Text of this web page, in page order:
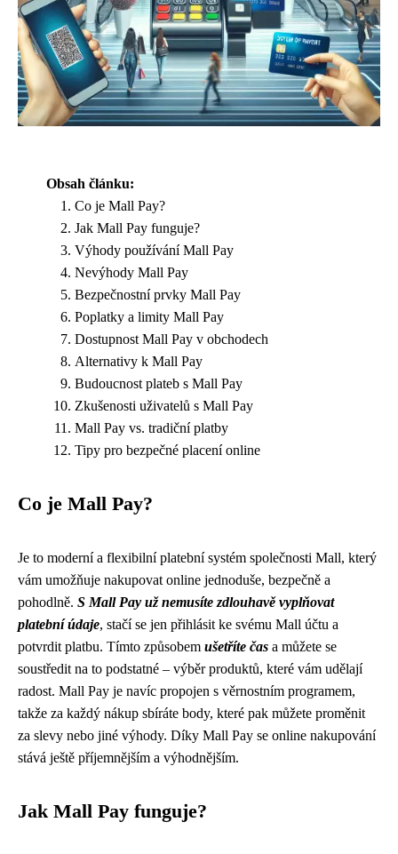
Obsah článku:
Co je Mall Pay?
Jak Mall Pay funguje?
Výhody používání Mall Pay
Nevýhody Mall Pay
Bezpečnostní prvky Mall Pay
Poplatky a limity Mall Pay
Dostupnost Mall Pay v obchodech
Alternativy k Mall Pay
Budoucnost plateb s Mall Pay
Zkušenosti uživatelů s Mall Pay
Mall Pay vs. tradiční platby
Tipy pro bezpečné placení online
Co je Mall Pay?
Je to moderní a flexibilní platební systém společnosti Mall, který
vám umožňuje nakupovat online jednoduše, bezpečně a
pohodlně. S Mall Pay už nemusíte zdlouhavě vyplňovat
platební údaje, stačí se jen přihlásit ke svému Mall účtu a
potvrdit platbu. Tímto způsobem ušetříte čas a můžete se
soustředit na to podstatné – výběr produktů, které vám udělají
radost. Mall Pay je navíc propojen s věrnostním programem,
takže za každý nákup sbíráte body, které pak můžete proměnit
za slevy nebo jiné výhody. Díky Mall Pay se online nakupování
stává ještě příjemnějším a výhodnějším.
Jak Mall Pay funguje?